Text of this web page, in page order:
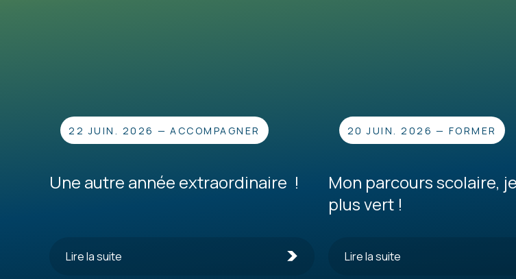
22 JUIN. 2026 — ACCOMPAGNER
Une autre année extraordinaire !
Lire la suite
20 JUIN. 2026 — FORMER
Mon parcours scolaire,
plus vert !
Lire la suite